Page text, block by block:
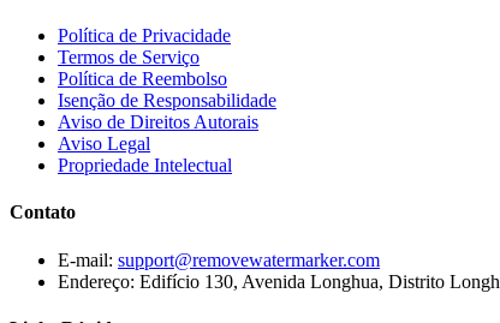
Política de Privacidade
Termos de Serviço
Política de Reembolso
Isenção de Responsabilidade
Aviso de Direitos Autorais
Aviso Legal
Propriedade Intelectual
Contato
E-mail: support@removewatermarker.com
Endereço: Edifício 130, Avenida Longhua, Distrito